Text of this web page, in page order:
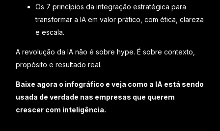
Os 7 princípios da integração estratégica para
transformar a IA em valor prático, com ética, clareza
e escala.
A revolução da IA não é sobre hype. É sobre contexto,
propósito e resultado real.
Baixe agora o infográfico e veja como a IA está sendo
usada de verdade nas empresas que querem
crescer com inteligência.